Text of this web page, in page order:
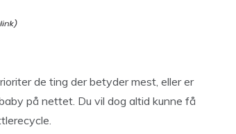
de ting der betyder mest, eller er
på nettet. Du vil dog altid kunne få